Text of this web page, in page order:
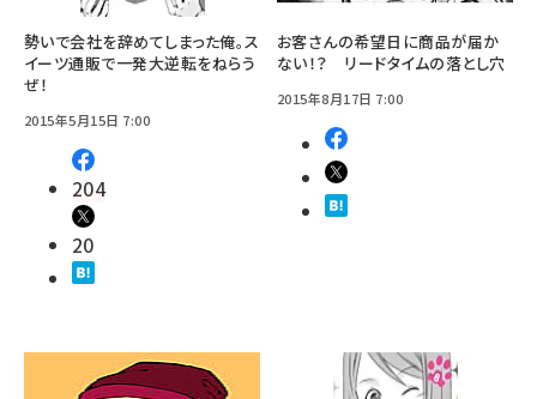
勢いで会社を辞めてしまった俺。ス
イーツ通販で一発大逆転をねらう
ぜ！
2015年5月15日 7:00
204
20
お客さんの希望日に商品が届か
ない！？ リードタイムの落とし穴
2015年8月17日 7:00